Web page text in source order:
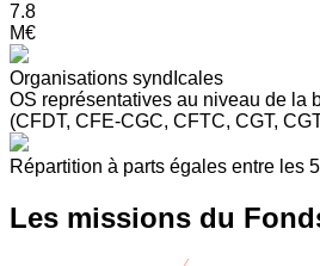
7.8
M€
Organisations syndIcales
OS représentatives au niveau de la
(CFDT, CFE-CGC, CFTC, CGT,
Répartition à parts égales entre les
Les missions du